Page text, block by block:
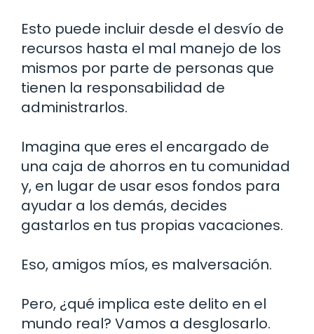
Esto puede incluir desde el desvío de
recursos hasta el mal manejo de los
mismos por parte de personas que
tienen la responsabilidad de
administrarlos.
Imagina que eres el encargado de
una caja de ahorros en tu comunidad
y, en lugar de usar esos fondos para
ayudar a los demás, decides
gastarlos en tus propias vacaciones.
Eso, amigos míos, es malversación.
Pero, ¿qué implica este delito en el
mundo real? Vamos a desglosarlo.